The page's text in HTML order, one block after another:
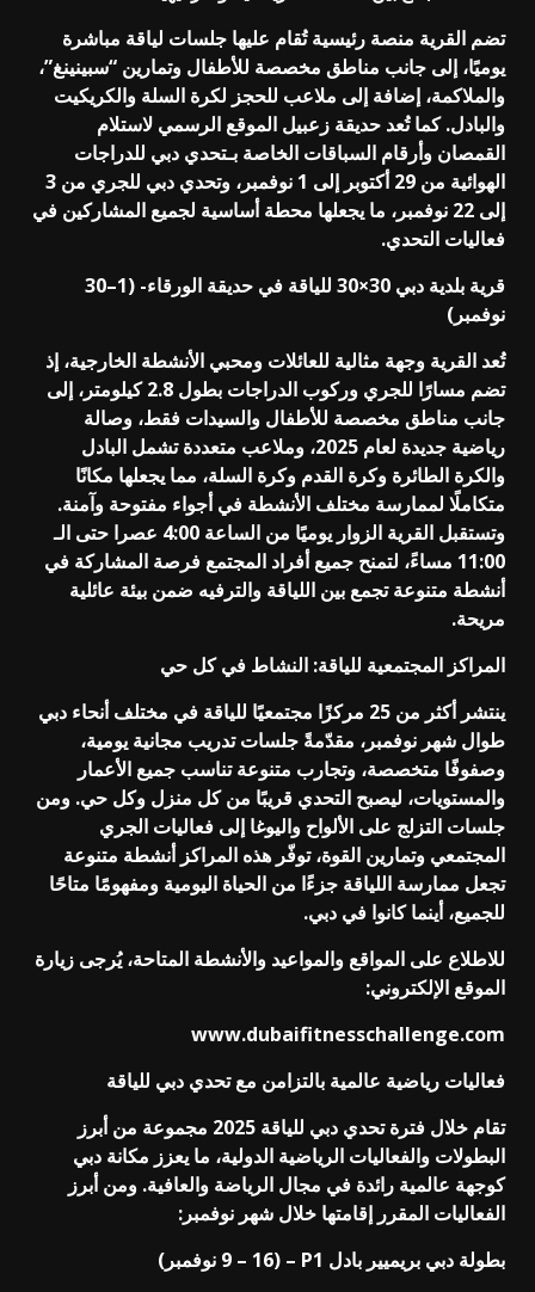
تضم القرية منصة رئيسية تُقام عليها جلسات لياقة مباشرة
يوميًا، إلى جانب مناطق مخصصة للأطفال وتمارين “سبينينغ”،
والملاكمة، إضافة إلى ملاعب للحجز لكرة السلة والكريكيت
والبادل. كما تُعد حديقة زعبيل الموقع الرسمي لاستلام
القمصان وأرقام السباقات الخاصة بـتحدي دبي للدراجات
الهوائية من 29 أكتوبر إلى 1 نوفمبر، وتحدي دبي للجري من 3
إلى 22 نوفمبر، ما يجعلها محطة أساسية لجميع المشاركين في
فعاليات التحدي.
قرية بلدية دبي 30×30 للياقة في حديقة الورقاء- (1–30
نوفمبر)
تُعد القرية وجهة مثالية للعائلات ومحبي الأنشطة الخارجية، إذ
تضم مسارًا للجري وركوب الدراجات بطول 2.8 كيلومتر، إلى
جانب مناطق مخصصة للأطفال والسيدات فقط، وصالة
رياضية جديدة لعام 2025، وملاعب متعددة تشمل البادل
والكرة الطائرة وكرة القدم وكرة السلة، مما يجعلها مكانًا
متكاملًا لممارسة مختلف الأنشطة في أجواء مفتوحة وآمنة.
وتستقبل القرية الزوار يوميًا من الساعة 4:00 عصرا حتى الـ
11:00 مساءً، لتمنح جميع أفراد المجتمع فرصة المشاركة في
أنشطة متنوعة تجمع بين اللياقة والترفيه ضمن بيئة عائلية
مريحة.
المراكز المجتمعية للياقة: النشاط في كل حي
ينتشر أكثر من 25 مركزًا مجتمعيًا للياقة في مختلف أنحاء دبي
طوال شهر نوفمبر، مقدّمةً جلسات تدريب مجانية يومية،
وصفوفًا متخصصة، وتجارب متنوعة تناسب جميع الأعمار
والمستويات، ليصبح التحدي قريبًا من كل منزل وكل حي. ومن
جلسات التزلج على الألواح واليوغا إلى فعاليات الجري
المجتمعي وتمارين القوة، توفّر هذه المراكز أنشطة متنوعة
تجعل ممارسة اللياقة جزءًا من الحياة اليومية ومفهومًا متاحًا
للجميع، أينما كانوا في دبي.
للاطلاع على المواقع والمواعيد والأنشطة المتاحة، يُرجى زيارة
الموقع الإلكتروني:
www.dubaifitnesschallenge.com
فعاليات رياضية عالمية بالتزامن مع تحدي دبي للياقة
تقام خلال فترة تحدي دبي للياقة 2025 مجموعة من أبرز
البطولات والفعاليات الرياضية الدولية، ما يعزز مكانة دبي
كوجهة عالمية رائدة في مجال الرياضة والعافية. ومن أبرز
الفعاليات المقرر إقامتها خلال شهر نوفمبر:
بطولة دبي بريميير بادل P1 – (9 – 16 نوفمبر)